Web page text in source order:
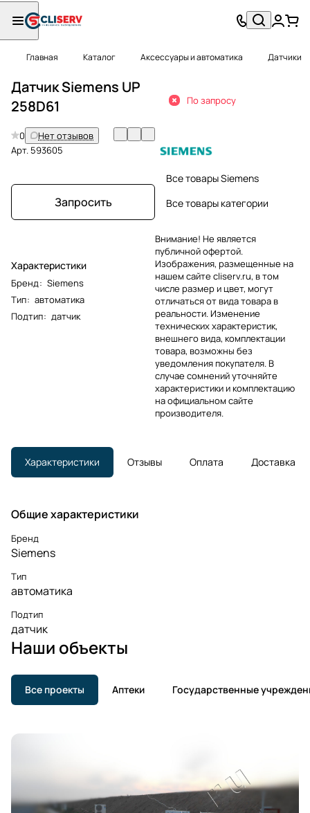
Главная Каталог Аксессуары и автоматика Датчики
Датчик Siemens UP
258D61
0
Нет отзывов
Арт. 593605
Запросить
Характеристики
Бренд: Siemens
Тип: автоматика
Подтип: датчик
По запросу
Все товары Siemens
Все товары категории
Внимание! Не является
публичной офертой.
Изображения, размещенные на
нашем сайте cliserv.ru, в том
числе размер и цвет, могут
отличаться от вида товара в
реальности. Изменение
технических характеристик,
внешнего вида, комплектации
товара, возможны без
уведомления покупателя. В
случае сомнений уточняйте
характеристики и комплектацию
на официальном сайте
производителя.
Характеристики Отзывы Оплата Доставка
Общие характеристики
Бренд
Siemens
Тип
автоматика
Подтип
датчик
Наши объекты
Все проекты Аптеки Государственные